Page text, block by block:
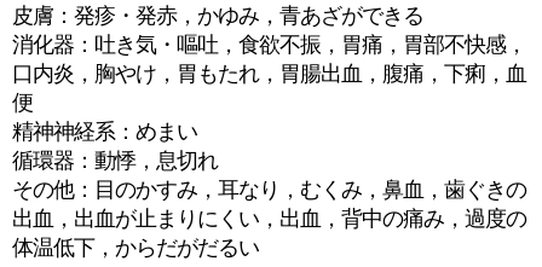
皮膚：発疹・発赤，かゆみ，青あざができる
消化器：吐き気・嘔吐，食欲不振，胃痛，胃部不快感，
口内炎，胸やけ，胃もたれ，胃腸出血，腹痛，下痢，血
便
精神神経系：めまい
循環器：動悸，息切れ
その他：目のかすみ，耳なり，むくみ，鼻血，歯ぐきの
出血，出血が止まりにくい，出血，背中の痛み，過度の
体温低下，からだがだるい